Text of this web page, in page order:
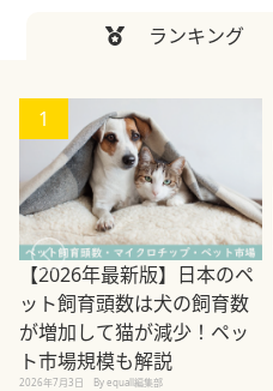
ランキング
1
【2026年最新版】日本のペ
ット飼育頭数は犬の飼育数
が増加して猫が減少！ペッ
ト市場規模も解説
2026年7月3日 By equall編集部